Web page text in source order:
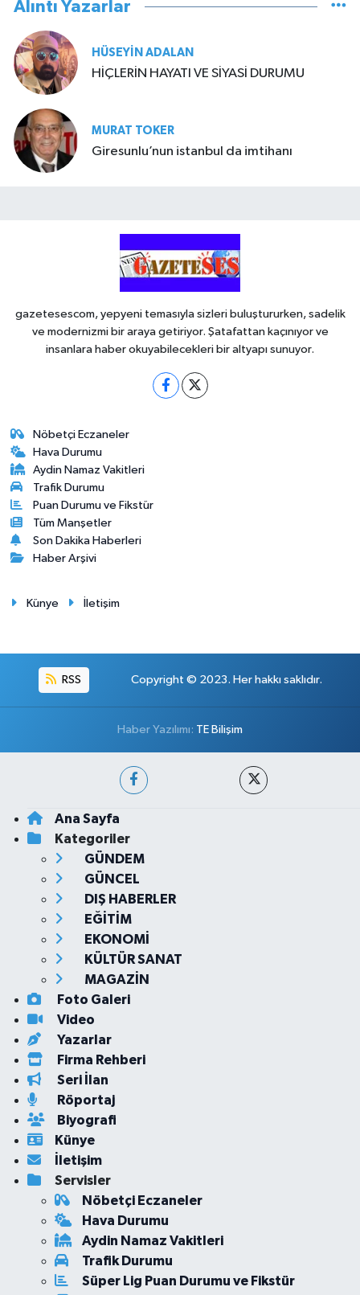
Alıntı Yazarlar
HÜSEYIN ADALAN
HİÇLERİN HAYATI VE SİYASİ DURUMU
MURAT TOKER
Giresunlu’nun istanbul da imtihanı
gazetesescom, yepyeni temasıyla sizleri buluştururken, sadelik
ve modernizmi bir araya getiriyor. Şatafattan kaçınıyor ve
insanlara haber okuyabilecekleri bir altyapı sunuyor.
Nöbetçi Eczaneler
Hava Durumu
Aydin Namaz Vakitleri
Trafik Durumu
Puan Durumu ve Fikstür
Tüm Manşetler
Son Dakika Haberleri
Haber Arşivi
Künye İletişim
RSS Copyright © 2023. Her hakkı saklıdır.
Haber Yazılımı: TE Bilişim
Ana Sayfa
Kategoriler
GÜNDEM
GÜNCEL
DIŞ HABERLER
EĞİTİM
EKONOMİ
KÜLTÜR SANAT
MAGAZİN
Foto Galeri
Video
Yazarlar
Firma Rehberi
Seri İlan
Röportaj
Biyografi
Künye
İletişim
Servisler
Nöbetçi Eczaneler
Hava Durumu
Aydin Namaz Vakitleri
Trafik Durumu
Süper Lig Puan Durumu ve Fikstür